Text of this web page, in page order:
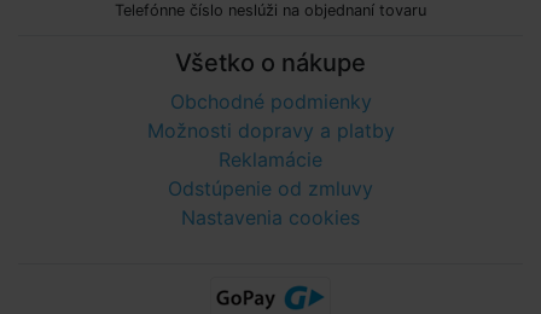
Telefónne číslo neslúži na objednaní tovaru
Všetko o nákupe
Obchodné podmienky
Možnosti dopravy a platby
Reklamácie
Odstúpenie od zmluvy
Nastavenia cookies